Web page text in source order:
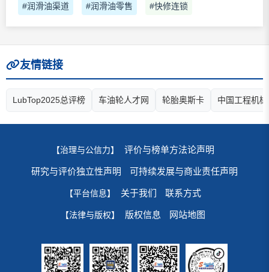
#润滑油渠道 #润滑油零售 #快修连锁
友情链接
LubTop2025总评榜 车油轮人才网 轮胎奥斯卡 中国工程机
【治理与公信力】 评价与榜单方法论声明
研究与评价独立性声明 可持续发展与商业责任声明
【平台信息】 关于我们 联系方式
【法律与版权】 版权信息 网站地图